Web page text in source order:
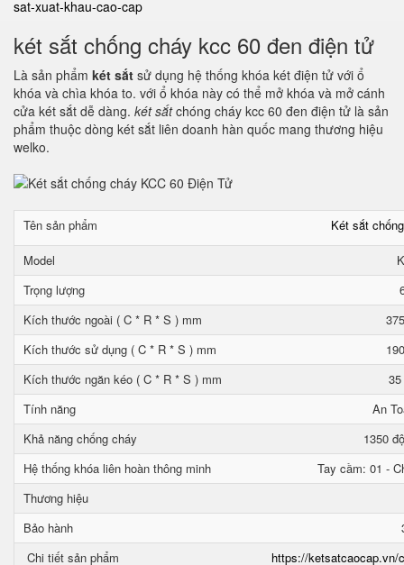
sat-xuat-khau-cao-cap
két sắt chống cháy kcc 60 đen điện tử
Là sản phẩm két sắt sử dụng hệ thống khóa két điện tử với ổ
khóa và chìa khóa to. với ổ khóa này có thể mở khóa và mở cánh
cửa két sắt dễ dàng. két sắtchóng cháy kcc 60 đen điện tử là sản
phẩm thuộc dòng két sắt liên doanh hàn quốc mang thương hiệu
welko.
Tên sản phẩm Két sắt
Model
Trọng lượng
Kích thước ngoài ( C * R * S ) mm
Kích thước sử dụng ( C * R * S ) mm
Kích thước ngăn kéo ( C * R * S ) mm
Tính năng
An
Khả năng chống cháy
1350
Hệ thống khóa liên hoàn thông minh
Tay cầm: 01 -
Thương hiệu
Bảo hành
Chi tiết sản phẩm
https://ketsatcaocap.vn/